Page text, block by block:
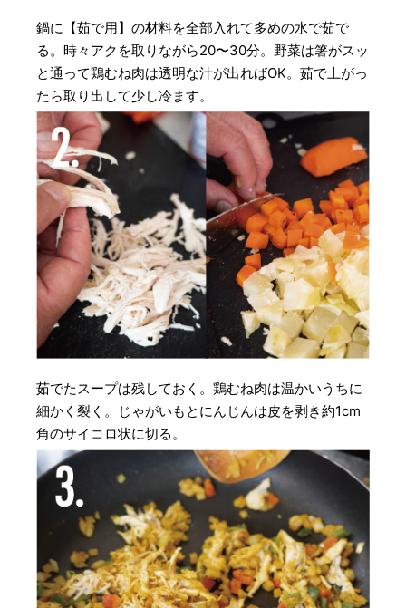
鍋に【茹で用】の材料を全部入れて多めの水で茹で
る。時々アクを取りながら20〜30分。野菜は箸がスッ
と通って鶏むね肉は透明な汁が出ればOK。茹で上がっ
たら取り出して少し冷ます。
茹でたスープは残しておく。鶏むね肉は温かいうちに
細かく裂く。じゃがいもとにんじんは皮を剥き約1cm
角のサイコロ状に切る。